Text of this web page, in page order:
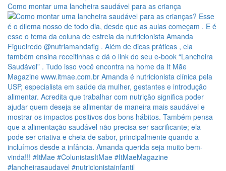
Como montar uma lancheira saudável para as criança